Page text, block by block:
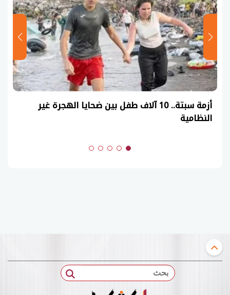
عاجل| نموذج حل امتحان أحياء ثانوية عامة 2026
(السنوات الماضية)
بحث